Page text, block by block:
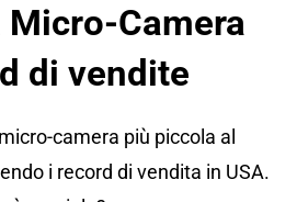
Micro-Camera
di vendite
camera più piccola al
i record di vendita in USA.